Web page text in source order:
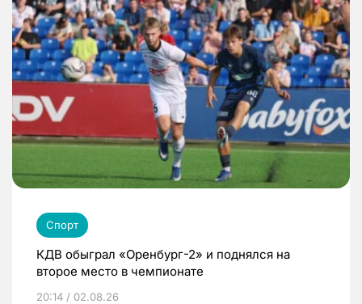
Спорт
КДВ обыграл «Оренбург-2» и поднялся на
второе место в чемпионате
20:14 / 02.08.26